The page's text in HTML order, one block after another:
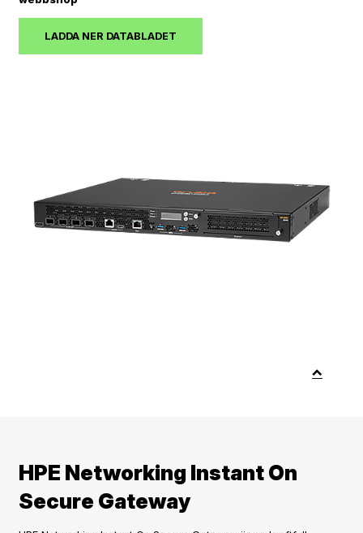
LADDA NER DATABLADET
HPE Networking Instant On
Secure Gateway